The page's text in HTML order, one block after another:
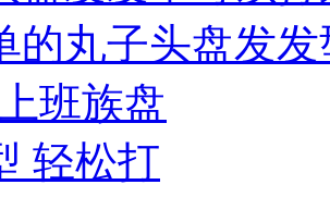
的丸子头盘发